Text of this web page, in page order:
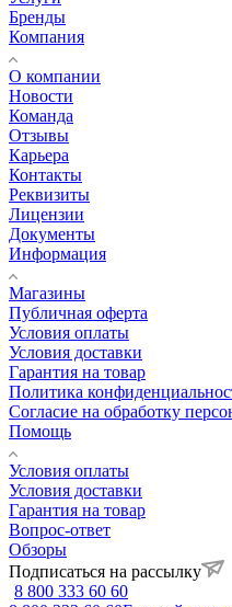
Бренды
Компания
О компании
Новости
Команда
Отзывы
Карьера
Контакты
Реквизиты
Лицензии
Документы
Информация
Магазины
Публичная оферта
Условия оплаты
Условия доставки
Гарантия на товар
Политика
Согласие на обработку
Помощь
Условия оплаты
Условия доставки
Гарантия на товар
Вопрос-ответ
Обзоры
Подписаться на рассылку
8 800 333 60 60